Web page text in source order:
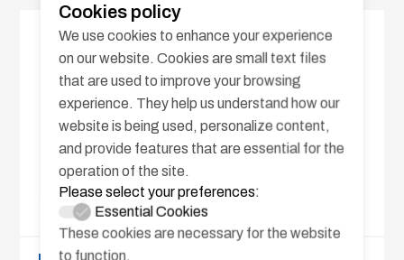
Cookies policy
We use cookies to enhance your experience
on our website. Cookies are small text files
that are used to improve your browsing
experience. They help us understand how our
website is being used, personalize content,
and provide features that are essential for the
operation of the site.
Please select your preferences:
Essential Cookies
These cookies are necessary for the website
to function.